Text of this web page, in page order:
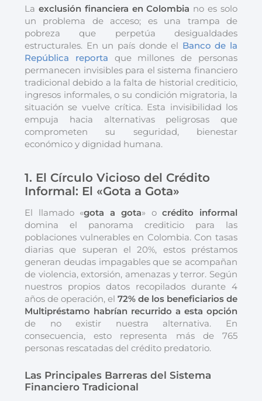
La exclusión financiera en Colombia no es solo
un problema de acceso; es una trampa de
pobreza que perpetúa desigualdades
estructurales. En un país donde el Banco de la
República reporta que millones de personas
permanecen invisibles para el sistema financiero
tradicional debido a la falta de historial crediticio,
ingresos informales, o su condición migratoria, la
situación se vuelve crítica. Esta invisibilidad los
empuja hacia alternativas peligrosas que
comprometen su seguridad, bienestar
económico y dignidad humana.
1. El Círculo Vicioso del Crédito
Informal: El «Gota a Gota»
El llamado «gota a gota» ocrédito informal
domina el panorama crediticio para las
poblaciones vulnerables en Colombia. Con tasas
diarias que superan el 20%, estos préstamos
generan deudas impagables que se acompañan
de violencia, extorsión, amenazas y terror. Según
nuestros propios datos recopilados durante 4
años de operación, el 72% de los beneficiarios de
Multipréstamo habrían recurrido a esta opción
de no existir nuestra alternativa. En
consecuencia, esto representa más de 765
personas rescatadas del crédito predatorio.
Las Principales Barreras del Sistema
Financiero Tradicional